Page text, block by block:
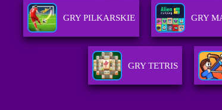
GRY PILKARSKIE GRY
GRY TETRIS